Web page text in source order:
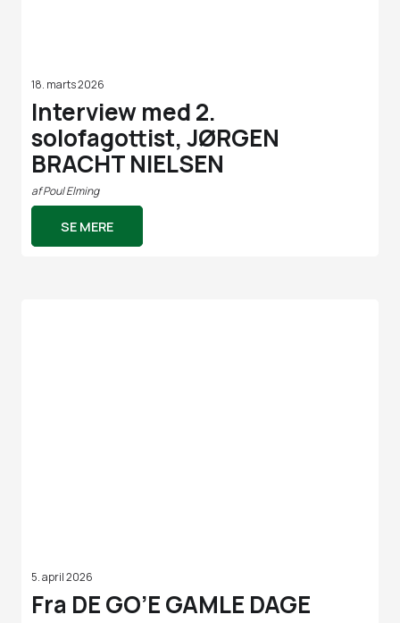
18. marts 2026
Interview med 2.
solofagottist, JØRGEN
BRACHT NIELSEN
afPoul Elming
SE MERE
5. april 2026
Fra DE GO’E GAMLE DAGE